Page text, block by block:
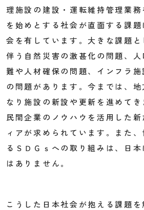
理施設の建設・運転維持管理業
を始めとする社会が直面する課
会を有しています。大きな課題と
伴う自然災害の激甚化の問題、
難や人材確保の問題、インフラ
の問題があります。今までは、地
なり施設の新設や更新を進めて
民間企業のノウハウを活用した
ィアが求められています。また
るＳＤＧｓへの取り組みは、日
はありません。
こうした日本社会が抱える課題を